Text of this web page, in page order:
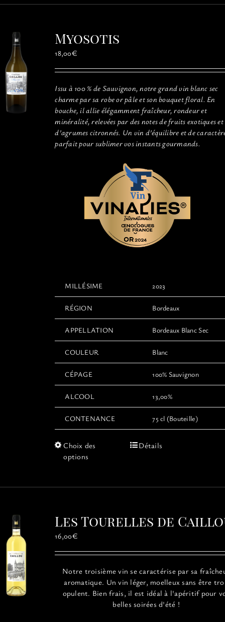
plusieurs
choisies
la
page
du
produit
Myosotis
18,00€
Issu à 100 % de Sauvignon, notre grand vin blanc sec
charme par sa robe or pâle et son bouquet floral. En
bouche, il allie élégamment fraîcheur, rondeur et
minéralité, relevées par des notes de fruits exotiques et
d’agrumes citronnés. Un vin d’équilibre et de
parfait pour sublimer vos instants gourmands.
MILLÉSIME 2023
RÉGION Bordeaux
APPELLATION Bordeaux Blanc Sec
COULEUR Blanc
CÉPAGE 100% Sauvignon
ALCOOL 13,00%
CONTENANCE 75 cl (Bouteille)
Choix des
options
Ce
variations.
peuvent
sur
page
du
produit
Détails
Les Tourelles de
16,00€
Notre troisième vin se caractérise par sa
aromatique. Un vin léger, moelleux sans être
opulent. Bien frais, il est idéal à l'apéritif pour
belles soirées d'été !